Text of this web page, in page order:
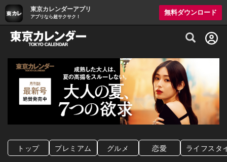
東京カレンダーアプリ
アプリなら超サクサク！
無料ダウンロード
グルメ情報・プレミアムレストラン予約
トップ プレミアム グルメ 恋愛 ライフスタ